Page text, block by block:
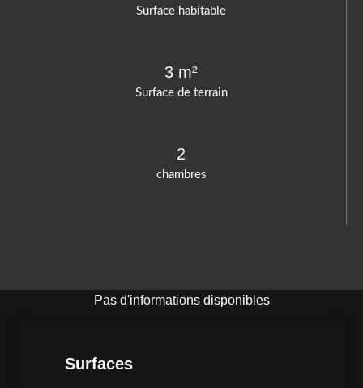
Surface habitable
Surface de terrain
3 m²
chambres
2
Pas d'informations disponibles
Surfaces